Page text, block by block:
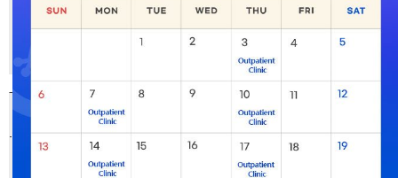
Bowlegs +LON Tibia 6cm / 오다리 +속성 종아리 6cm 동시교정